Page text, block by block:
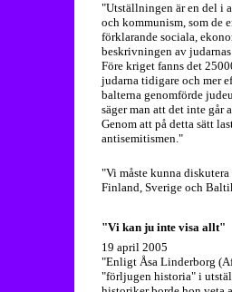
"Utställningen är en del i
och kommunism, som de
förklarande sociala,
beskrivningen av
Före kriget fanns det
judarna tidigare och mer
balterna genomförde
säger man att det inte går
Genom att på detta sätt
antisemitismen."
"Vi måste kunna diskutera
Finland, Sverige och
"Vi kan ju inte visa allt"
19 april 2005
"Enligt Åsa Linderborg
"förljugen historia" i